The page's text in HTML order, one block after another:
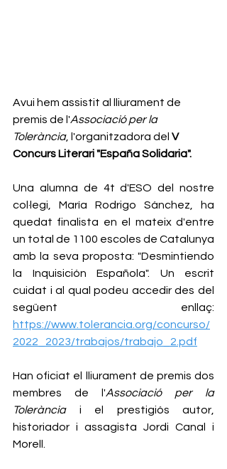
Avui hem assistit al lliurament de
premis de l'Associació per la
Tolerància, l'organitzadora del V
Concurs Literari "España Solidaria".
Una alumna de 4t d'ESO del nostre
col·legi, María Rodrigo Sánchez, ha
quedat finalista en el mateix d'entre
un total de 1100 escoles de Catalunya
amb la seva proposta: "Desmintiendo
la Inquisición Española". Un escrit
cuidat i al qual podeu accedir des del
https://www.tolerancia.org/concurso/
2022_2023/trabajos/trabajo_2.pdf
Han oficiat el lliurament de premis dos
membres de l'Associació per la
Tolerància i el prestigiós autor,
historiador i assagista Jordi Canal i
Morell.